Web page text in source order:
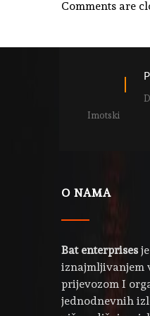
Comments are
Imotski
O NAMA
Bat enterprises
iznajmljivanjem
prijevozom I
jednodnevnih